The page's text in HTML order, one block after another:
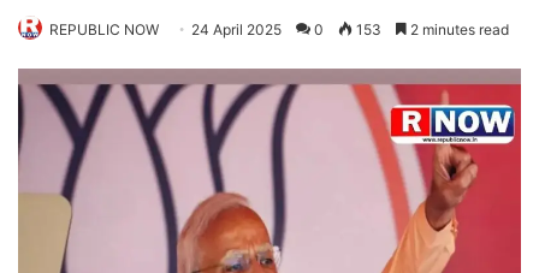
REPUBLIC NOW 24 April 2025 0 153 2 minutes read